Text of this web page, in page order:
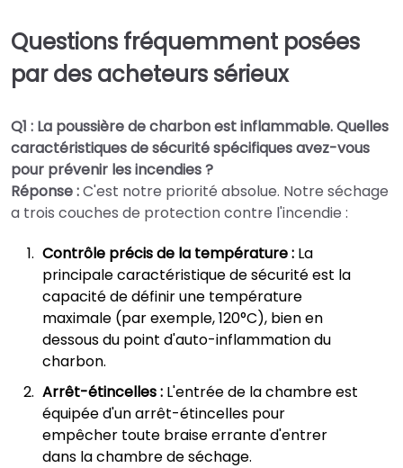
Questions fréquemment posées
par des acheteurs sérieux
Q1 : La poussière de charbon est inflammable. Quelles
caractéristiques de sécurité spécifiques avez-vous
pour prévenir les incendies ?
Réponse :C'est notre priorité absolue. Notre séchage
a trois couches de protection contre l'incendie :
Contrôle précis de la température : La
principale caractéristique de sécurité est la
capacité de définir une température
maximale (par exemple, 120°C), bien en
dessous du point d'auto-inflammation du
charbon.
Arrêt-étincelles : L'entrée de la chambre est
équipée d'un arrêt-étincelles pour
empêcher toute braise errante d'entrer
dans la chambre de séchage.